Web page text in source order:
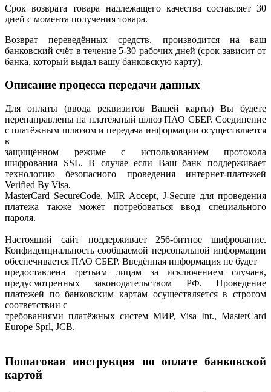
Срок возврата товара надлежащего качества составляет 30
дней с момента получения товара.
Возврат переведённых средств, производится на ваш
банковский счёт в течение 5-30 рабочих дней (срок зависит от
банка, который выдал вашу банковскую карту).
Описание процесса передачи данных
Для оплаты (ввода реквизитов Вашей карты) Вы будете
перенаправлены на платёжный шлюз ПАО СБЕР. Соединение
с платёжным шлюзом и передача информации осуществляется
в
защищённом режиме с использованием протокола
шифрования SSL. В случае если Ваш банк поддерживает
технологию безопасного проведения интернет-платежей
Verified By Visa,
MasterCard SecureCode, MIR Accept, J-Secure для проведения
платежа также может потребоваться ввод специального
пароля.
Настоящий сайт поддерживает 256-битное шифрование.
Конфиденциальность сообщаемой персональной информации
обеспечивается ПАО СБЕР. Введённая информация не будет
предоставлена третьим лицам за исключением случаев,
предусмотренных законодательством РФ. Проведение
платежей по банковским картам осуществляется в строгом
соответствии с
требованиями платёжных систем МИР, Visa Int., MasterCard
Europe Sprl, JCB.
Пошаговая инструкция по оплате банковской
картой